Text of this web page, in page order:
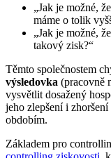
„Jak je možné,
máme o tolik
„Jak je možné,
takový zisk?“
Těmto společnostem
výsledovka (pracovně
vysvětlit dosažený
jeho zlepšení i
obdobím.
Základem pro